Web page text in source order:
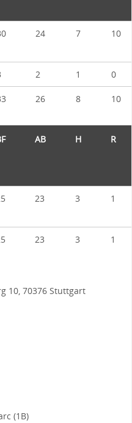
24 7 10
2 1 0
26 8 10
AB H R
23 3 1
23 3 1
10, 70376 Stuttgart
(1B)